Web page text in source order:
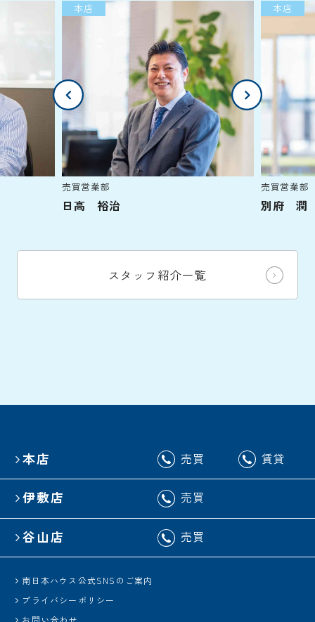
本店
売買営業部
日高 裕治
本店
売買営業部
別府 潤
スタッフ紹介一覧
本店 売買 賃貸
伊敷店 売買
谷山店 売買
南日本ハウス公式SNSのご案内
プライバシーポリシー